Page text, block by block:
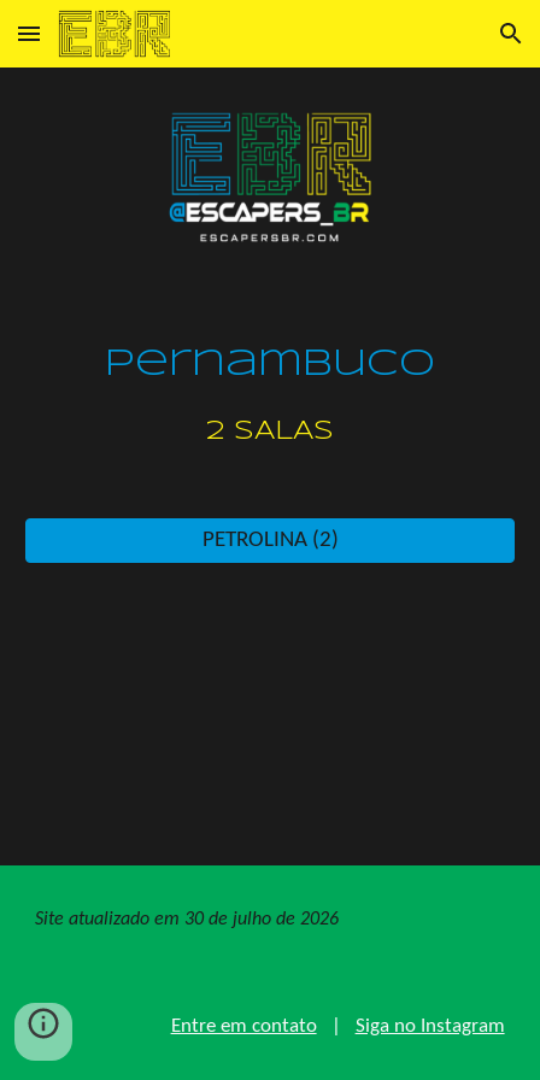
Skip to main content Skip to navigation
Pernambuco
2 SALAS
PETROLINA (2)
Site atualizado em 30 de julho de 2026
Entre em contato| Siga no Instagram